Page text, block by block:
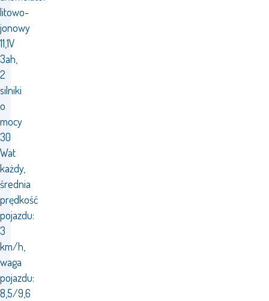
litowo-
jonowy
11,1V
3ah,
2
silniki
o
mocy
30
Wat
każdy,
średnia
prędkość
pojazdu:
3
km/h,
waga
pojazdu:
8,5/9,6